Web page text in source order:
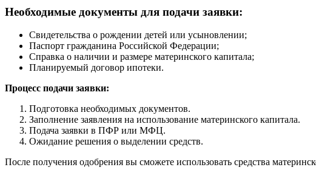
Необходимые документы для подачи заявки:
Свидетельства о рождении детей или усыновлении;
Паспорт гражданина Российской Федерации;
Справка о наличии и размере материнского капитала;
Планируемый договор ипотеки.
Процесс подачи заявки:
Подготовка необходимых документов.
Заполнение заявления на использование материнского капитала.
Подача заявки в ПФР или МФЦ.
Ожидание решения о выделении средств.
После получения одобрения вы сможете использовать средства